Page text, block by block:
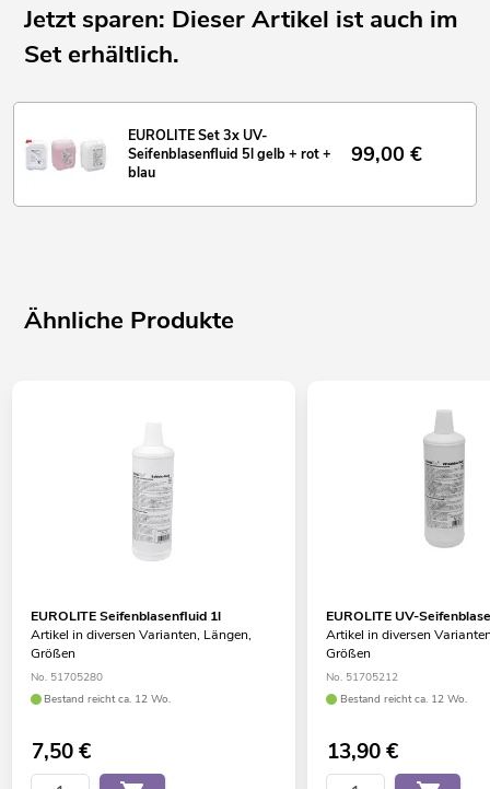
Jetzt sparen: Dieser Artikel ist auch im
Set erhältlich.
EUROLITE Set 3x UV-
Seifenblasenfluid 5l gelb + rot +
blau
99,00 €
Ähnliche Produkte
EUROLITE Seifenblasenfluid 1l
Artikel in diversen Varianten, Längen,
Größen
No. 51705280
Bestand reicht ca. 12 Wo.
7,50€
EUROLITE UV-
Artikel in diversen
Größen
No. 51705212
Bestand reicht ca. 12 Wo.
13,90€